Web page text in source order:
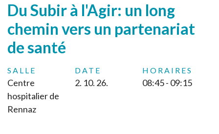
Du Subir à l'Agir: un long
chemin vers un partenariat
de santé
SALLE
Centre
hospitalier de
Rennaz
DATE
2. 10. 26.
HORAIRES
08:45 - 09:15